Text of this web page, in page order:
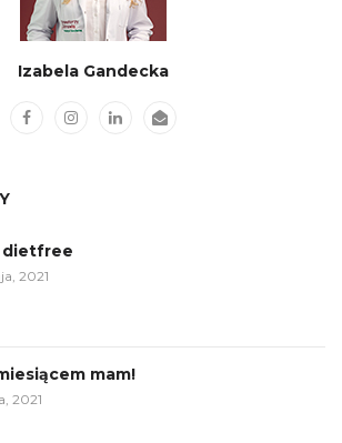
Izabela Gandecka
dietfree
2021
mam!
2021